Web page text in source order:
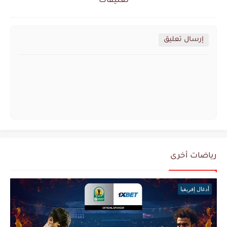
إرسال تعليق
رياضات أخرى
أدغال إفريقيا